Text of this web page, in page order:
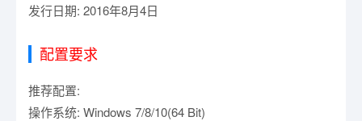
发行日期: 2016年8月4日
配置要求
推荐配置:
操作系统: Windows 7/8/10(64 Bit)